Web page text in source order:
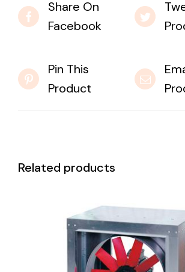
Share On
Facebook
Pin This
Product
Related products